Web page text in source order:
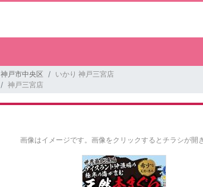
神戸市中央区
いかり 神戸三宮店
神戸三宮店
画像はイメージです。 画像をクリックするとチラシが開